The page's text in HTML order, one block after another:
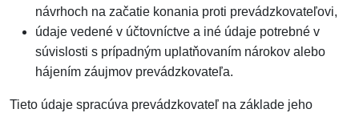
návrhoch na začatie konania proti prevádzkovateľovi,
údaje vedené v účtovníctve a iné údaje potrebné v
súvislosti s prípadným uplatňovaním nárokov alebo
hájením záujmov prevádzkovateľa.
Tieto údaje spracúva prevádzkovateľ na základe jeho